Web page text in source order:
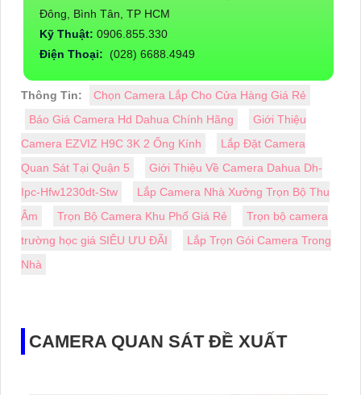
Đông, Bình Tân, TP HCM
Kỹ Thuật: 0906.855.330
Điện Thoại: (028) 6688.4949
Thông Tin:
Chọn Camera Lắp Cho Cửa Hàng Giá Rẻ
Báo Giá Camera Hd Dahua Chính Hãng
Giới Thiệu
Camera EZVIZ H9C 3K 2 Ống Kính
Lắp Đặt Camera
Quan Sát Tại Quận 5
Giới Thiệu Về Camera Dahua Dh-
Ipc-Hfw1230dt-Stw
Lắp Camera Nhà Xưởng Trọn Bộ Thu
Âm
Trọn Bộ Camera Khu Phố Giá Rẻ
Trọn bộ camera
trường học giá SIÊU ƯU ĐÃI
Lắp Trọn Gói Camera Trong
Nhà
CAMERA QUAN SÁT ĐỀ XUẤT